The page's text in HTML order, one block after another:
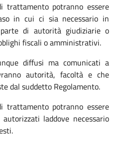
trattamento potranno essere
in cui ci sia necessario in
di autorità giudiziarie o
fiscali o amministrativi.
diffusi ma comunicati a
autorità, facoltà e che
dal suddetto Regolamento.
trattamento potranno essere
laddove necessario